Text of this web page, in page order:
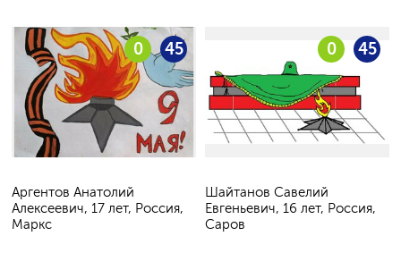
45
0
Аргентов Анатолий
Алексеевич, 17 лет, Россия,
Маркс
45
0
Шайтанов Савелий
Евгеньевич, 16 лет, Россия,
Саров